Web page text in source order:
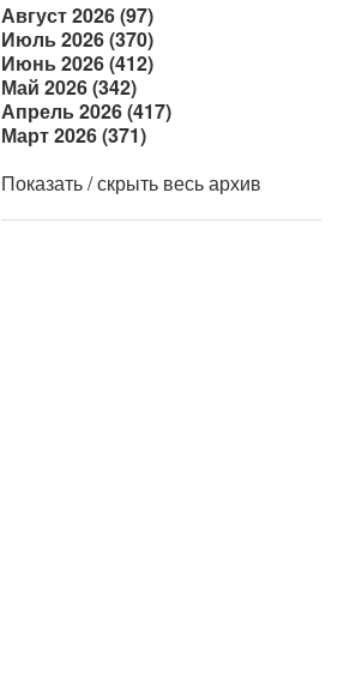
Август 2026 (97)
Июль 2026 (370)
Июнь 2026 (412)
Май 2026 (342)
Апрель 2026 (417)
Март 2026 (371)
Показать / скрыть весь архив